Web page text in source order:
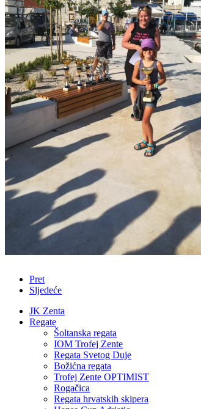
Pret
Sljedeće
JK Zenta
Regate
Šoltanska regata
IOM Trofej Zente
Regata Svetog Duje
Božićna regata
Trofej Zente OPTIMIST
Rogačica
Regata hrvatskih skipera